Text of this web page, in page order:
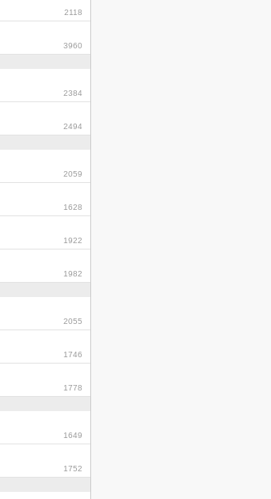
2118
3960
2384
2494
2059
1628
1922
1982
2055
1746
1778
1649
1752